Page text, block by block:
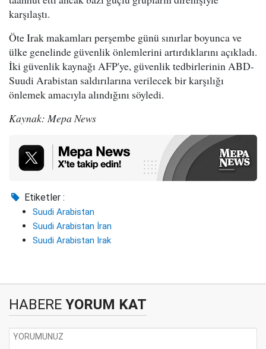
karşılaştı.
Öte Irak makamları perşembe günü sınırlar boyunca ve
ülke genelinde güvenlik önlemlerini artırdıklarını açıkladı.
İki güvenlik kaynağı AFP'ye, güvenlik tedbirlerinin ABD-
Suudi Arabistan saldırılarına verilecek bir karşılığı
önlemek amacıyla alındığını söyledi.
Kaynak: Mepa News
Etiketler :
Suudi Arabistan
Suudi Arabistan İran
Suudi Arabistan Irak
HABERE YORUM KAT